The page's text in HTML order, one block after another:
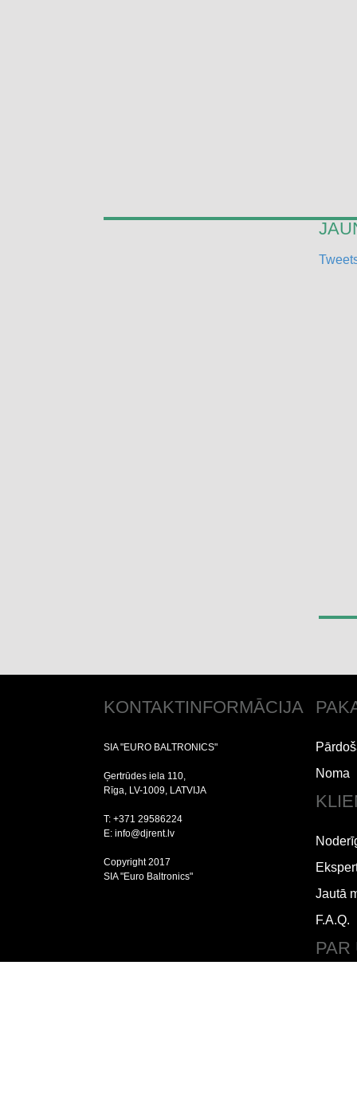
KONTAKTINFORMĀCIJA
SIA "EURO BALTRONICS"
Ģertrūdes iela 110,
Rīga, LV-1009, LATVIJA
T: +371 29586224
E: info@djrent.lv
Copyright 2017
SIA "Euro Baltronics"
Noma
Jautā
F.A.Q.
PAR